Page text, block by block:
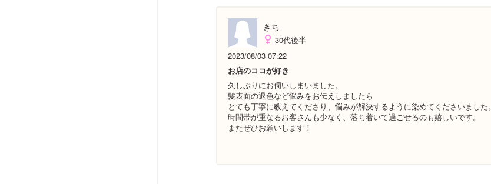
きち
30代後半
2023/08/03 07:22
お店のココが好き
久しぶりにお伺いしまいました。
髪表面の退色など悩みをお伝えしましたら
とても丁寧に教えてくださり、悩みが解決するように染めてくださいました。
時間帯が重なるお客さんも少なく、落ち着いて過ごせるのも嬉しいです。
またぜひお願いします！